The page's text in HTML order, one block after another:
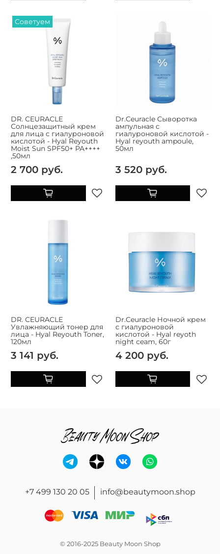
Советуем
DR. CEURACLE
Солнцезащитный крем
для лица с гиалуроновой
кислотой - Hyal Reyouth
Moist Sun SPF50+ PA++++
,50мл
2 700 руб.
Dr.Ceuracle Сыворотка
ампульная с
гиалуроновой кислотой -
Hyal reyouth ampoule,
50мл
3 520 руб.
DR. CEURACLE
Увлажняющий тонер для
лица - Hyal Reyouth Toner,
120мл
3 141 руб.
Dr.Ceuracle Ночной крем
с гиалуроновой
кислотой - Hyal reyoth
night ceam, 60г
4 200 руб.
+7 499 130 20 05 info@beautymoon.shop
© 2016-2025 Beauty Moon Shop